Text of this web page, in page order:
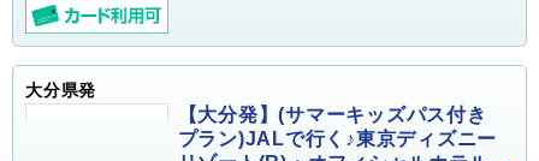
大分県発
【大分発】(サマーキッズパス付き
プラン)JALで行く♪東京ディズニー